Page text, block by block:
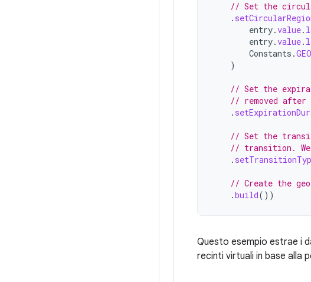
// Set the
.
entry.value.
entry.value.
Constants .
)
// Set the
// removed
.
// Set the
// transition.
.
// Create the
.build())
Questo esempio estrae i
recinti virtuali in base alla